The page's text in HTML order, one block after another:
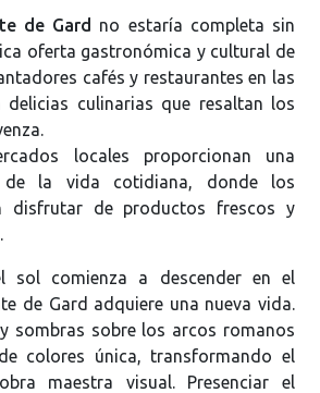
de Gard no estaría completa sin
oferta gastronómica y cultural de
cafés y restaurantes en las
delicias culinarias que resaltan los
locales proporcionan una
de la vida cotidiana, donde los
disfrutar de productos frescos y
sol comienza a descender en el
de Gard adquiere una nueva vida.
sombras sobre los arcos romanos
colores única, transformando el
maestra visual. Presenciar el